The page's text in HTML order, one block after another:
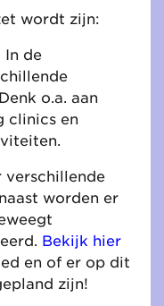
wordt zijn:
In de
o.a. aan
clinics en
verschillende
worden er
Bekijk hier
en of er op dit
zijn!